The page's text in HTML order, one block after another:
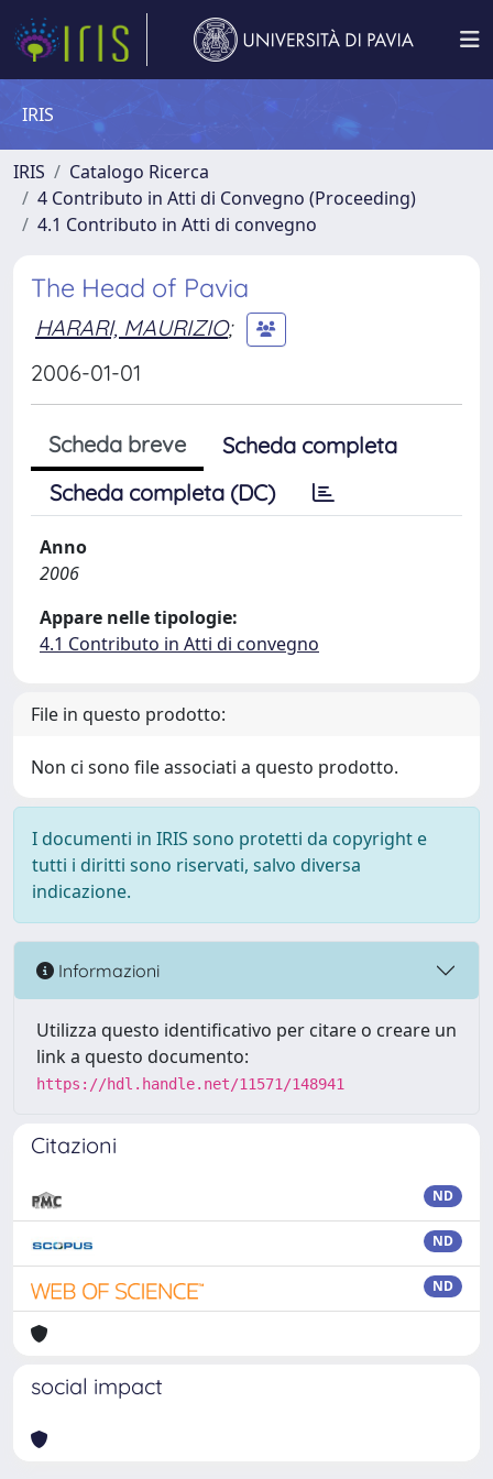
IRIS
IRIS
Catalogo Ricerca
4 Contributo in Atti di Convegno (Proceeding)
4.1 Contributo in Atti di convegno
The Head of Pavia
HARARI, MAURIZIO;
2006-01-01
Scheda breve
Scheda completa
Scheda completa (DC)
Anno
2006
Appare nelle tipologie:
4.1 Contributo in Atti di convegno
File in questo prodotto:
Non ci sono file associati a questo prodotto.
I documenti in IRIS sono protetti da copyright e
tutti i diritti sono riservati, salvo diversa
indicazione.
Informazioni
Utilizza questo identificativo per citare o creare un
link a questo documento:
https://hdl.handle.net/11571/148941
Citazioni
ND
ND
ND
social impact